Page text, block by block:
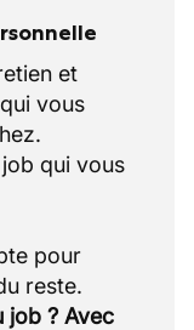
et
vous
qui vous
pour
job ? Avec